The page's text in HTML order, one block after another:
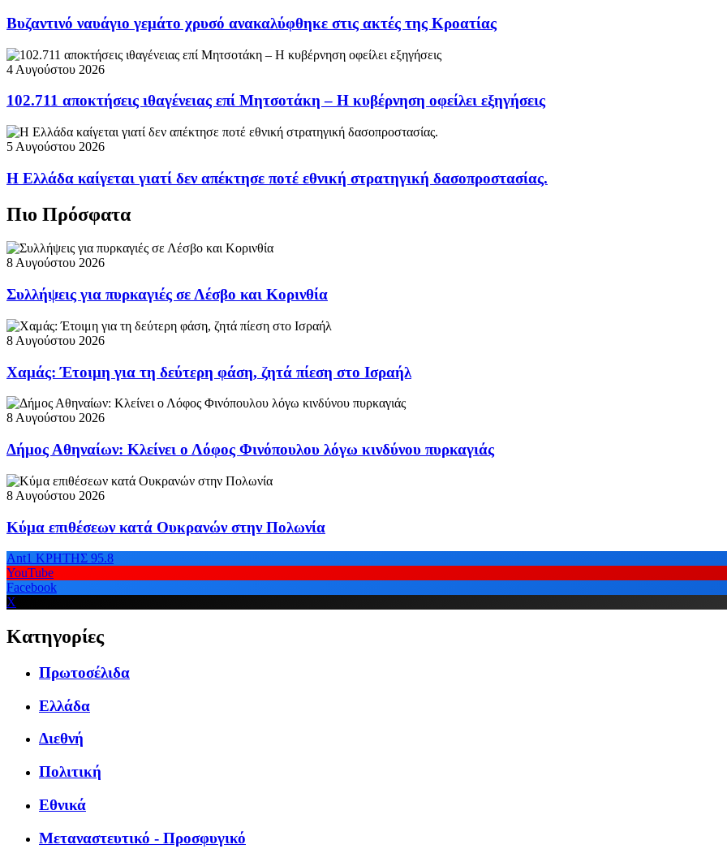
Βυζαντινό ναυάγιο γεμάτο χρυσό ανακαλύφθηκε στις ακτές της Κροατίας
4 Αυγούστου 2026
102.711 αποκτήσεις ιθαγένειας επί Μητσοτάκη – Η κυβέρνηση οφείλει εξηγήσεις
5 Αυγούστου 2026
Η Ελλάδα καίγεται γιατί δεν απέκτησε ποτέ εθνική στρατηγική δασοπροστασίας.
Πιο Πρόσφατα
8 Αυγούστου 2026
Συλλήψεις για πυρκαγιές σε Λέσβο και Κορινθία
8 Αυγούστου 2026
Χαμάς: Έτοιμη για τη δεύτερη φάση, ζητά πίεση στο Ισραήλ
8 Αυγούστου 2026
Δήμος Αθηναίων: Κλείνει ο Λόφος Φινόπουλου λόγω κινδύνου πυρκαγιάς
8 Αυγούστου 2026
Κύμα επιθέσεων κατά Ουκρανών στην Πολωνία
Ant1 ΚΡΗΤΗΣ 95.8
YouTube
Facebook
X
Κατηγορίες
Πρωτοσέλιδα
Ελλάδα
Διεθνή
Πολιτική
Εθνικά
Μεταναστευτικό - Προσφυγικό